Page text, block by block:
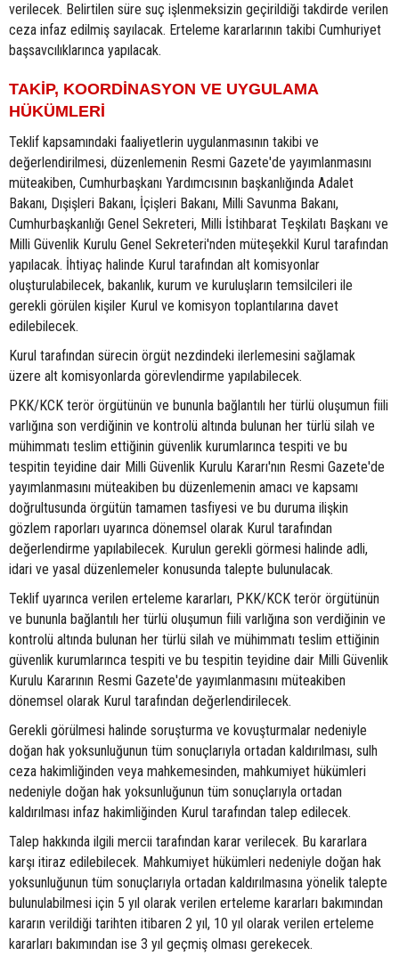
verilecek. Belirtilen süre suç işlenmeksizin geçirildiği takdirde verilen
ceza infaz edilmiş sayılacak. Erteleme kararlarının takibi Cumhuriyet
başsavcılıklarınca yapılacak.
TAKİP, KOORDİNASYON VE UYGULAMA
HÜKÜMLERİ
Teklif kapsamındaki faaliyetlerin uygulanmasının takibi ve
değerlendirilmesi, düzenlemenin Resmi Gazete'de yayımlanmasını
müteakiben, Cumhurbaşkanı Yardımcısının başkanlığında Adalet
Bakanı, Dışişleri Bakanı, İçişleri Bakanı, Milli Savunma Bakanı,
Cumhurbaşkanlığı Genel Sekreteri, Milli İstihbarat Teşkilatı Başkanı ve
Milli Güvenlik Kurulu Genel Sekreteri'nden müteşekkil Kurul tarafından
yapılacak. İhtiyaç halinde Kurul tarafından alt komisyonlar
oluşturulabilecek, bakanlık, kurum ve kuruluşların temsilcileri ile
gerekli görülen kişiler Kurul ve komisyon toplantılarına davet
edilebilecek.
Kurul tarafından sürecin örgüt nezdindeki ilerlemesini sağlamak
üzere alt komisyonlarda görevlendirme yapılabilecek.
PKK/KCK terör örgütünün ve bununla bağlantılı her türlü oluşumun fiili
varlığına son verdiğinin ve kontrolü altında bulunan her türlü silah ve
mühimmatı teslim ettiğinin güvenlik kurumlarınca tespiti ve bu
tespitin teyidine dair Milli Güvenlik Kurulu Kararı'nın Resmi Gazete'de
yayımlanmasını müteakiben bu düzenlemenin amacı ve kapsamı
doğrultusunda örgütün tamamen tasfiyesi ve bu duruma ilişkin
gözlem raporları uyarınca dönemsel olarak Kurul tarafından
değerlendirme yapılabilecek. Kurulun gerekli görmesi halinde adli,
idari ve yasal düzenlemeler konusunda talepte bulunulacak.
Teklif uyarınca verilen erteleme kararları, PKK/KCK terör örgütünün
ve bununla bağlantılı her türlü oluşumun fiili varlığına son verdiğinin ve
kontrolü altında bulunan her türlü silah ve mühimmatı teslim ettiğinin
güvenlik kurumlarınca tespiti ve bu tespitin teyidine dair Milli Güvenlik
Kurulu Kararının Resmi Gazete'de yayımlanmasını müteakiben
dönemsel olarak Kurul tarafından değerlendirilecek.
Gerekli görülmesi halinde soruşturma ve kovuşturmalar nedeniyle
doğan hak yoksunluğunun tüm sonuçlarıyla ortadan kaldırılması, sulh
ceza hakimliğinden veya mahkemesinden, mahkumiyet hükümleri
nedeniyle doğan hak yoksunluğunun tüm sonuçlarıyla ortadan
kaldırılması infaz hakimliğinden Kurul tarafından talep edilecek.
Talep hakkında ilgili mercii tarafından karar verilecek. Bu kararlara
karşı itiraz edilebilecek. Mahkumiyet hükümleri nedeniyle doğan hak
yoksunluğunun tüm sonuçlarıyla ortadan kaldırılmasına yönelik talepte
bulunulabilmesi için 5 yıl olarak verilen erteleme kararları bakımından
kararın verildiği tarihten itibaren 2 yıl, 10 yıl olarak verilen erteleme
kararları bakımından ise 3 yıl geçmiş olması gerekecek.